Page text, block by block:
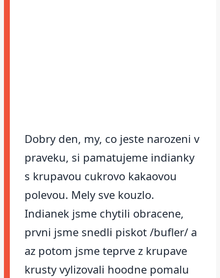
Dobry den, my, co jeste narozeni v
praveku, si pamatujeme indianky
s krupavou cukrovo kakaovou
polevou. Mely sve kouzlo.
Indianek jsme chytili obracene,
prvni jsme snedli piskot /bufler/ a
az potom jsme teprve z krupave
krusty vylizovali hoodne pomalu